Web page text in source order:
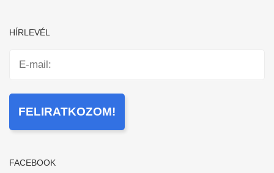
HÍRLEVÉL
FACEBOOK